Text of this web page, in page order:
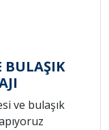
BULAŞIK
ve bulaşık